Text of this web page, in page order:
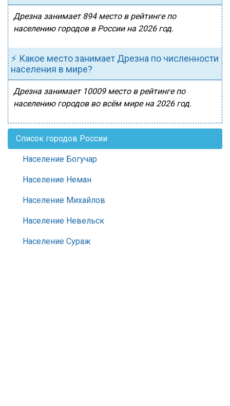
Дрезна занимает 894 место в рейтинге по
населению городов в России на 2026 год.
⚡ Какое место занимает Дрезна по численности
населения в мире?
Дрезна занимает 10009 место в рейтинге по
населению городов во всём мире на 2026 год.
Список городов России
Население Богучар
Население Неман
Население Михайлов
Население Невельск
Население Сураж